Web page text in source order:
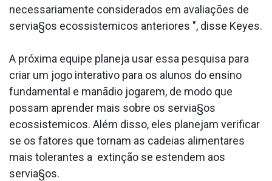
necessariamente considerados em avaliações de
servia§os ecossistemicos anteriores ", disse Keyes.
A próxima equipe planeja usar essa pesquisa para
criar um jogo interativo para os alunos do ensino
fundamental e manãdio jogarem, de modo que
possam aprender mais sobre os servia§os
ecossistemicos. Além disso, eles planejam verificar
se os fatores que tornam as cadeias alimentares
mais tolerantes a extinção se estendem aos
servia§os.